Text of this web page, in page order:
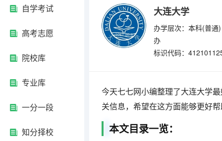
自学考试
高考志愿
院校库
专业库
一分一段
知分择校
大连大学
办学层次：本科(普通)
办
标识代码：
今天七七网小编整理了大连大学
关信息，希望在这方面能够更好
本文目录一览：